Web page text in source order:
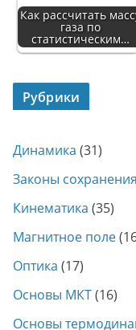
Как рассчитать
газа по
статистическим…
Рубрики
Динамика (31)
Законы сохранения
Кинематика (35)
Магнитное поле
Оптика (17)
Основы МКТ(16)
Основы